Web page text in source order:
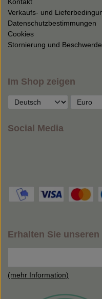
Verkaufs- und
Datenschutzbestimmungen
Cookies
Stornierung und
Im Shop zeigen
Social Media
Erhalten Sie
(mehr Information)